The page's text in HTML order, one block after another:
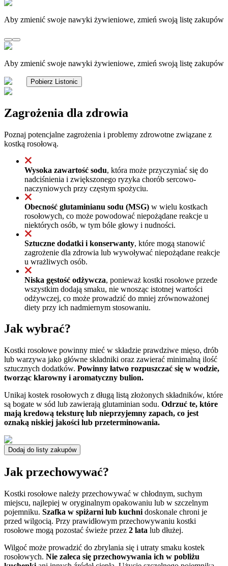
Aby zmienić swoje nawyki żywieniowe, zmień swoją listę zakupów
Aby zmienić swoje nawyki żywieniowe, zmień swoją listę zakupów
Pobierz Listonic
Zagrożenia dla zdrowia
Poznaj potencjalne zagrożenia i problemy zdrowotne związane z
kostką rosołową.
Wysoka zawartość sodu, która może przyczyniać się do
nadciśnienia i zwiększonego ryzyka chorób sercowo-
naczyniowych przy częstym spożyciu.
Obecność glutaminianu sodu (MSG) w wielu kostkach
rosołowych, co może powodować niepożądane reakcje u
niektórych osób, w tym bóle głowy i nudności.
Sztuczne dodatki i konserwanty, które mogą stanowić
zagrożenie dla zdrowia lub wywoływać niepożądane reakcje
u wrażliwych osób.
Niska gęstość odżywcza, ponieważ kostki rosołowe przede
wszystkim dodają smaku, nie wnosząc istotnej wartości
odżywczej, co może prowadzić do mniej zrównoważonej
diety przy ich nadmiernym stosowaniu.
Jak wybrać?
Kostki rosołowe powinny mieć w składzie prawdziwe mięso, drób
lub warzywa jako główne składniki oraz zawierać minimalną ilość
sztucznych dodatków. Powinny łatwo rozpuszczać się w wodzie,
tworząc klarowny i aromatyczny bulion.
Unikaj kostek rosołowych z długą listą złożonych składników, które
są bogate w sód lub zawierają glutaminian sodu. Odrzuć te, które
mają kredową teksturę lub nieprzyjemny zapach, co jest
oznaką niskiej jakości lub przeterminowania.
Dodaj do listy zakupów
Jak przechowywać?
Kostki rosołowe należy przechowywać w chłodnym, suchym
miejscu, najlepiej w oryginalnym opakowaniu lub w szczelnym
pojemniku. Szafka w spiżarni lub kuchni doskonale chroni je
przed wilgocią. Przy prawidłowym przechowywaniu kostki
rosołowe mogą pozostać świeże przez 2 lata lub dłużej.
Wilgoć może prowadzić do zbrylania się i utraty smaku kostek
rosołowych. Nie zaleca się przechowywania ich w pobliżu